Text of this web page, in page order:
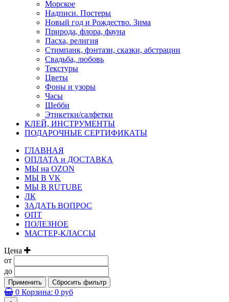
Морское
Надписи. Постеры
Новый год и Рождество. Зима
Природа, флора, фауна
Пасха, религия
Стимпанк, фэнтази, сказки, абстрации
Свадьба, любовь
Текстуры
Цветы
Фоны и узоры
Часы
Шебби
Этикетки/салфетки
КЛЕЙ, ИНСТРУМЕНТЫ
ПОДАРОЧНЫЕ СЕРТИФИКАТЫ
ГЛАВНАЯ
ОПЛАТА и ДОСТАВКА
МЫ на OZON
МЫ В VK
МЫ В RUTUBE
ЛК
ЗАДАТЬ ВОПРОС
ОПТ
ПОЛЕЗНОЕ
МАСТЕР-КЛАССЫ
Цена
от
до
Применить Сбросить фильтр
0 Корзина: 0 руб